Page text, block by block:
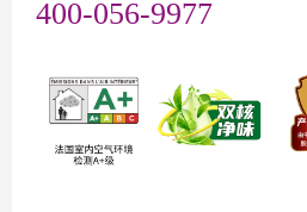
400-056-9977